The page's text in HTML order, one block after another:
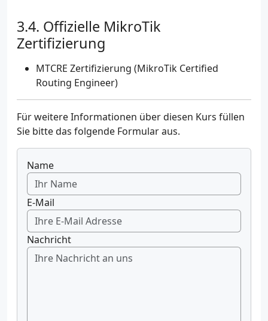
Offizielle MikroTik
Zertifizierung
MTCRE Zertifizierung (MikroTik Certified
Routing Engineer)
Für weitere Informationen über diesen Kurs füllen
Sie bitte das folgende Formular aus.
Name
E-Mail
Nachricht